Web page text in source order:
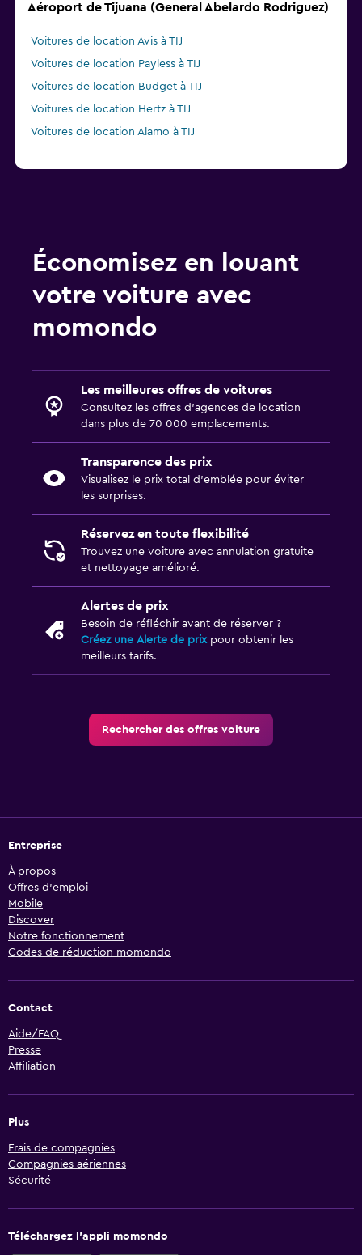
Aéroport de Tijuana (General Abelardo Rodriguez)
Voitures de location Avis à TIJ
Voitures de location Payless à TIJ
Voitures de location Budget à TIJ
Voitures de location Hertz à TIJ
Voitures de location Alamo à TIJ
Économisez en louant
votre voiture avec
momondo
Les meilleures offres de voitures
Consultez les offres d’agences de location
dans plus de 70 000 emplacements.
Transparence des prix
Visualisez le prix total d’emblée pour éviter
les surprises.
Réservez en toute flexibilité
Trouvez une voiture avec annulation gratuite
et nettoyage amélioré.
Alertes de prix
Besoin de réfléchir avant de réserver ?
Créez une Alerte de prixpour obtenir les
meilleurs tarifs.
Rechercher des offres voiture
Entreprise
À propos
Offres d’emploi
Mobile
Discover
Notre fonctionnement
Codes de réduction momondo
Contact
Aide/FAQ
Presse
Affiliation
Plus
Frais de compagnies
Compagnies aériennes
Sécurité
Téléchargez l’appli momondo